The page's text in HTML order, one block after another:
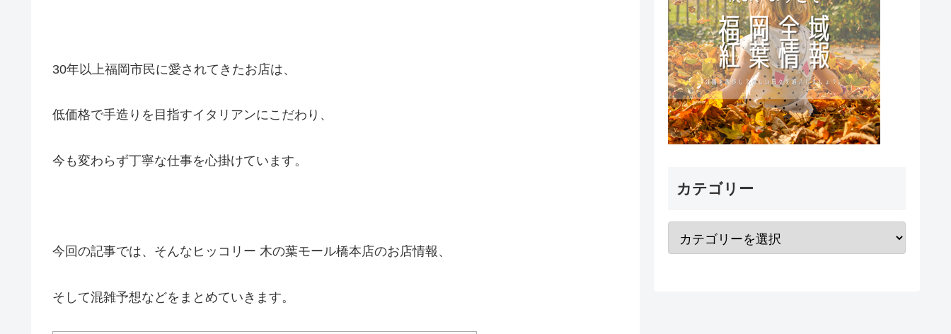
30年以上福岡市民に愛されてきたお店は、
低価格で手造りを目指すイタリアンにこだわり、
今も変わらず丁寧な仕事を心掛けています。
今回の記事では、そんなヒッコリー 木の葉モール橋本店のお店情報、
そして混雑予想などをまとめていきます。
カテゴリー